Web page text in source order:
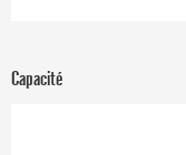
Capacité